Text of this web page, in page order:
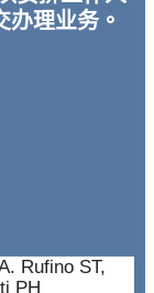
办理业务。
Rufino ST,
PH